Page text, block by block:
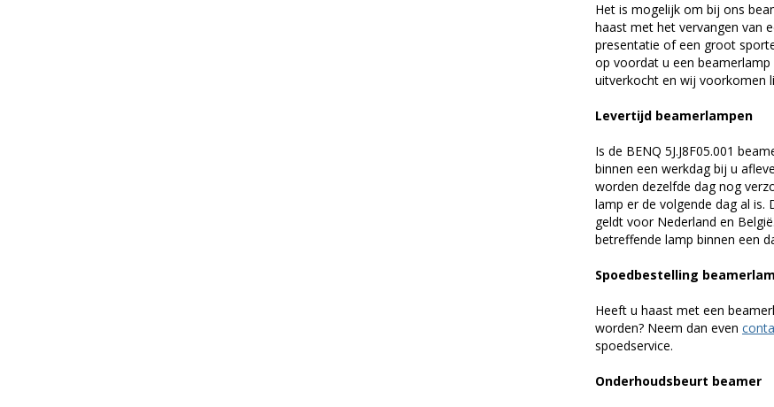
Het is mogelijk om bij ons
haast met het vervangen van
presentatie of een groot
op voordat u een
uitverkocht en wij voorkomen
Levertijd beamerlampen
Is de BENQ 5J.J8F05.001
binnen een werkdag bij u
worden dezelfde dag nog
lamp er de volgende dag al is.
geldt voor Nederland en
betreffende lamp binnen een
Spoedbestelling
Heeft u haast met een
worden? Neem dan even
spoedservice.
Onderhoudsbeurt beamer